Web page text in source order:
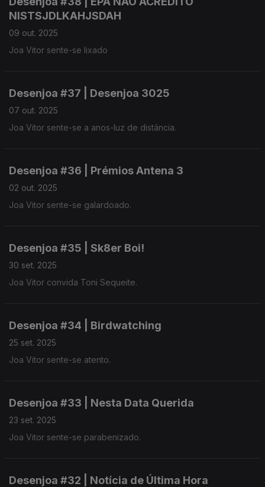
NISTSJDLKAHJSDAH
09 out. 2025
Joa Vitor sente-se lixado
Desenjoa #37 | Desenjoa 3025
07 out. 2025
Joa Vitor sente-se a anos-luz de distância.
Desenjoa #36 | Prémios Antena 3
02 out. 2025
Joa Vitor sente-se galardoado.
Desenjoa #35 | Sk8er Boi!
30 set. 2025
Joa Vitor convida Toni Sequeite.
Desenjoa #34 | Birdwatching
25 set. 2025
Joa Vitor sente-se atento.
Desenjoa #33 | Nesta Data Querida
23 set. 2025
Joa Vitor sente-se parabenizado.
Desenjoa #32 | Notícia de Última Hora